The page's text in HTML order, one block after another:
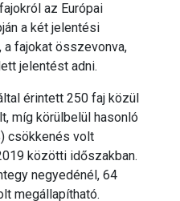
az Európai
a két jelentési
a fajokat összevonva,
jelentést adni.
érintett 250 faj közül
míg körülbelül hasonló
csökkenés volt
közötti időszakban.
negyedénél, 64
megállapítható.